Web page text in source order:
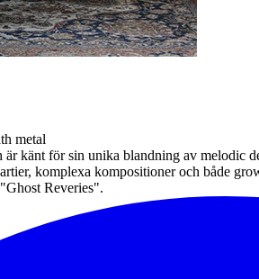
metal
är känt för sin unika blandning av
komplexa kompositioner och både
Reveries".